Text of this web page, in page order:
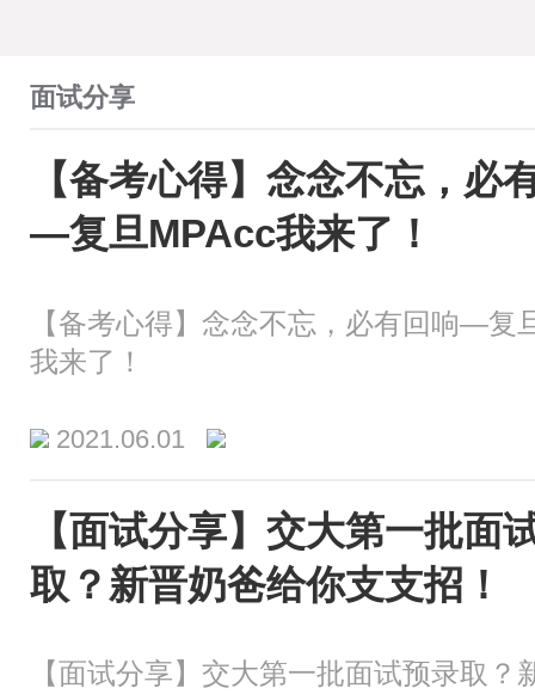
面试分享
【备考心得】念念不忘，必
—复旦MPAcc我来了！
【备考心得】念念不忘，必有回响—复
我来了！
2021.06.01
【面试分享】交大第一批面
取？新晋奶爸给你支支招！
【面试分享】交大第一批面试预录取？